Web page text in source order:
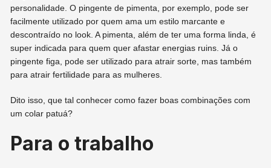
personalidade. O pingente de pimenta, por exemplo, pode ser
facilmente utilizado por quem ama um estilo marcante e
descontraído no look. A pimenta, além de ter uma forma linda, é
super indicada para quem quer afastar energias ruins. Já o
pingente figa, pode ser utilizado para atrair sorte, mas também
para atrair fertilidade para as mulheres.
Dito isso, que tal conhecer como fazer boas combinações com
um colar patuá?
Para o trabalho